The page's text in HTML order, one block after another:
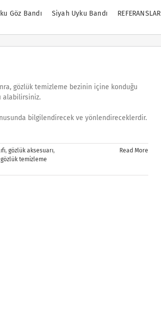
Göz Bandı Siyah Uyku Bandı REFERANSLAR
gözlük temizleme bezinin içine konduğu
alabilirsiniz.
bilgilendirecek ve yönlendireceklerdir.
, gözlük aksesuarı,
gözlük temizleme
Read More